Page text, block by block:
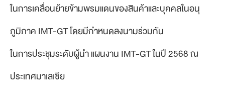
ในการเคลื่อนย้ายข้ามพรมแดนของสินค้าและบุคคลในอนุ
ภูมิภาค IMT-GT โดยมีกำหนดลงนามร่วมกัน
ในการประชุมระดับผู้นำ แผนงาน IMT-GT ในปี 2568 ณ
ประเทศมาเลเซีย